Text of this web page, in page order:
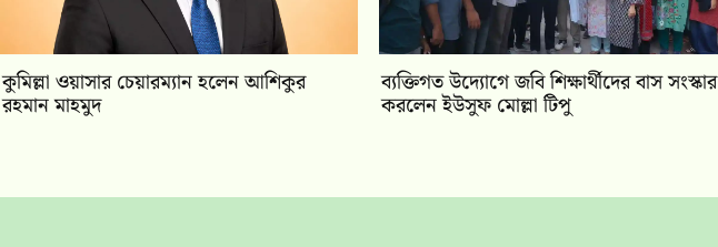
কুমিল্লা ওয়াসার চেয়ারম্যান হলেন আশিকুর
রহমান মাহমুদ
ব্যক্তিগত উদ্যোগে জবি শিক্ষার্থীদের বাস সংস্কার
করলেন ইউসুফ মোল্লা টিপু